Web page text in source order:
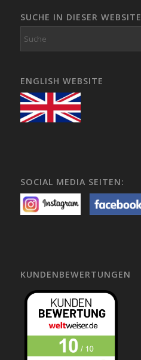
SUCHE IN DIESER WEBSITE
ENGLISH WEBSITE
SOCIAL MEDIA SEITEN:
KUNDENBEWERTUNGEN